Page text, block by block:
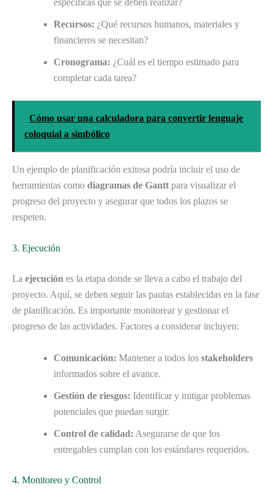
Recursos: ¿Qué recursos humanos, materiales y
financieros se necesitan?
Cronograma: ¿Cuál es el tiempo estimado para
completar cada tarea?
Cómo usar una calculadora para convertir lenguaje
coloquial a simbólico
Un ejemplo de planificación exitosa podría incluir el uso de
herramientas como diagramas de Gantt para visualizar el
progreso del proyecto y asegurar que todos los plazos se
respeten.
3. Ejecución
La ejecución es la etapa donde se lleva a cabo el trabajo del
proyecto. Aquí, se deben seguir las pautas establecidas en la fase
de planificación. Es importante monitorear y gestionar el
progreso de las actividades. Factores a considerar incluyen:
Comunicación: Mantener a todos los stakeholders
informados sobre el avance.
Gestión de riesgos: Identificar y mitigar problemas
potenciales que puedan surgir.
Control de calidad: Asegurarse de que los
entregables cumplan con los estándares requeridos.
4. Monitoreo y Control